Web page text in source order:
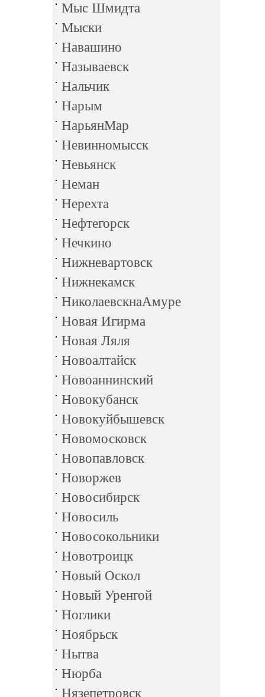
Мыс Шмидта
Мыски
Навашино
Называевск
Нальчик
Нарым
НарьянМар
Невинномысск
Невьянск
Неман
Нерехта
Нефтегорск
Нечкино
Нижневартовск
Нижнекамск
НиколаевскнаАмуре
Новая Игирма
Новая Ляля
Новоалтайск
Новоаннинский
Новокубанск
Новокуйбышевск
Новомосковск
Новопавловск
Новоржев
Новосибирск
Новосиль
Новосокольники
Новотроицк
Новый Оскол
Новый Уренгой
Ноглики
Ноябрьск
Нытва
Нюрба
Нязепетровск